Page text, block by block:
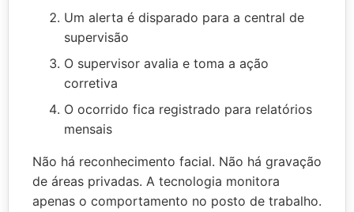
Um alerta é disparado para a central de
supervisão
O supervisor avalia e toma a ação
corretiva
O ocorrido fica registrado para relatórios
mensais
Não há reconhecimento facial. Não há gravação
de áreas privadas. A tecnologia monitora
apenas o comportamento no posto de trabalho.